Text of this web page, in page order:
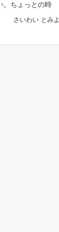
。ちょっとの時
さいわい とみよ